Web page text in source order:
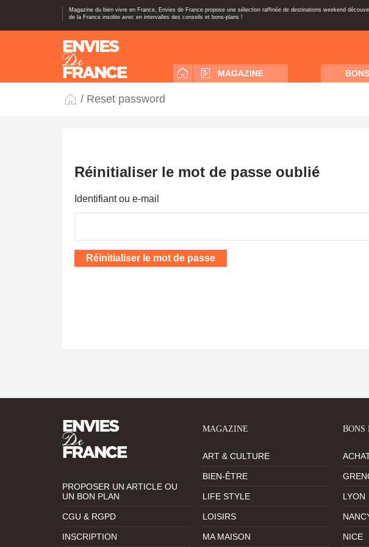
Magazine du bien vivre en France, Envies de France propose une sélection raffinée de destinations weekend
de la France insolite avec en intervalles des conseils et bons-plans !
MAGAZINE
/ Reset password
Réinitialiser le mot de passe oublié
Identifiant ou e-mail
PROPOSER UN ARTICLE OU
UN BON PLAN
CGU & RGPD
INSCRIPTION
MAGAZINE
ART & CULTURE
BIEN-ÊTRE
LIFE STYLE
LOISIRS
MA MAISON
BONS
LYON
NICE